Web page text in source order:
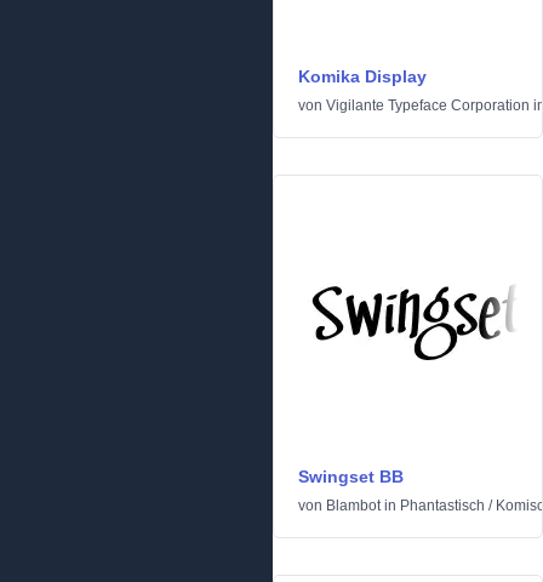
Komika Display
von Vigilante Typeface Corporation
Swingset BB
von Blambotin Phantastisch /